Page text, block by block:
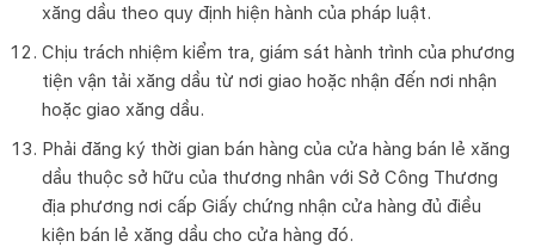
xăng dầu theo quy định hiện hành của pháp luật.
Chịu trách nhiệm kiểm tra, giám sát hành trình của phương
tiện vận tải xăng dầu từ nơi giao hoặc nhận đến nơi nhận
hoặc giao xăng dầu.
Phải đăng ký thời gian bán hàng của cửa hàng bán lẻ xăng
dầu thuộc sở hữu của thương nhân với Sở Công Thương
địa phương nơi cấp Giấy chứng nhận cửa hàng đủ điều
kiện bán lẻ xăng dầu cho cửa hàng đó.